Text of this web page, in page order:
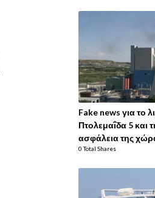
Fake news για το
Πτολεμαΐδα 5 και
ασφάλεια της
0 Total Shares